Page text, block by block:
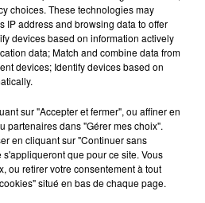
faire 10 km et s'arrêter dans
et quand on a des enfants c'est
la vie et acquiers pleins
camping-car c'est vraiment
excellence !
compte-tenu du refus du
vous avez exprimé. Si vous
de nous donner votre accord
choices. These technologies may
IP address and browsing data to offer
devices based on information actively
data; Match and combine data from
devices; Identify devices based on
sur "Accepter et fermer", ou affiner en
partenaires dans "Gérer mes choix".
en cliquant sur "Continuer sans
que pour ce site. Vous
ou retirer votre consentement à tout
situé en bas de chaque page.